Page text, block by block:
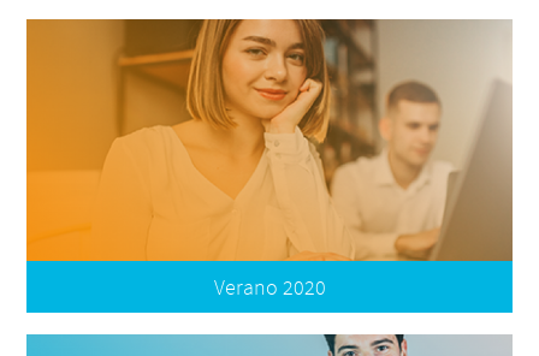
Convocatoria
Términos de Participación
Formatos
Plataforma de Registro
Verano 2020